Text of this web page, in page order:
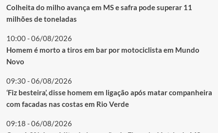
Colheita do milho avança em MS e safra pode superar 11
milhões de toneladas
10:00 - 06/08/2026
Homem é morto a tiros em bar por motociclista em Mundo
Novo
09:30 - 06/08/2026
‘Fiz besteira’, disse homem em ligação após matar companheira
com facadas nas costas em Rio Verde
09:18 - 06/08/2026